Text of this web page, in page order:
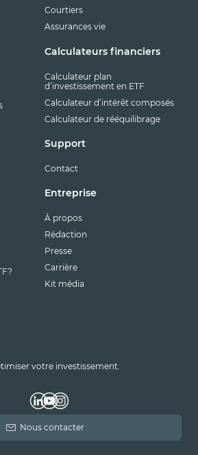
Courtiers
Assurances vie
Calculateurs financiers
Calculateur plan
d’investissement en ETF
Calculateur d’intérêt composés
Calculateur de rééquilibrage
Support
Contact
Entreprise
À propos
Rédaction
Presse
Carrière
Kit média
votre investissement.
Nous contacter